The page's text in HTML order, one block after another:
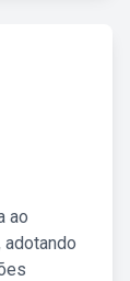
ao